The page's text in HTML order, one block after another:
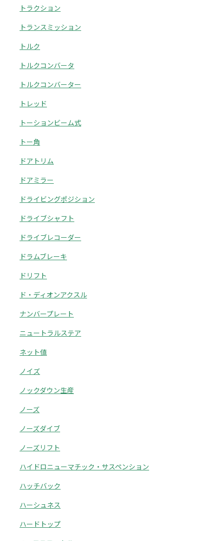
トラクション
トランスミッション
トルク
トルクコンバータ
トルクコンバーター
トレッド
トーションビーム式
トー角
ドアトリム
ドアミラー
ドライビングポジション
ドライブシャフト
ドライブレコーダー
ドラムブレーキ
ドリフト
ド・ディオンアクスル
ナンバープレート
ニュートラルステア
ネット値
ノイズ
ノックダウン生産
ノーズ
ノーズダイブ
ノーズリフト
ハイドロニューマチック・サスペンション
ハッチバック
ハーシュネス
ハードトップ